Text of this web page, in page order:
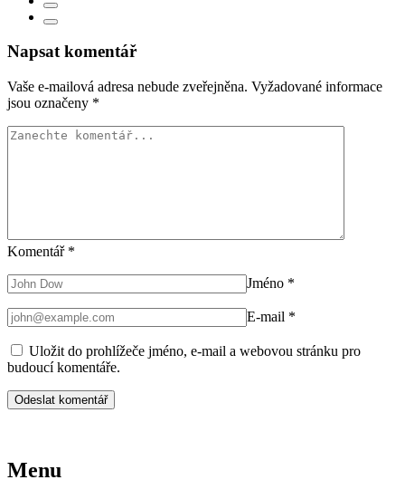
Napsat komentář
Vaše e-mailová adresa nebude zveřejněna. Vyžadované informace
jsou označeny *
Komentář *
Jméno *
E-mail *
Uložit do prohlížeče jméno, e-mail a webovou stránku pro
budoucí komentáře.
Menu